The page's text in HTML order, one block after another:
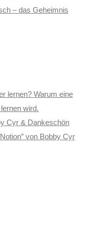
– das Geheimnis
lernen? Warum eine
wird.
Cyr & Dankeschön
von Bobby Cyr